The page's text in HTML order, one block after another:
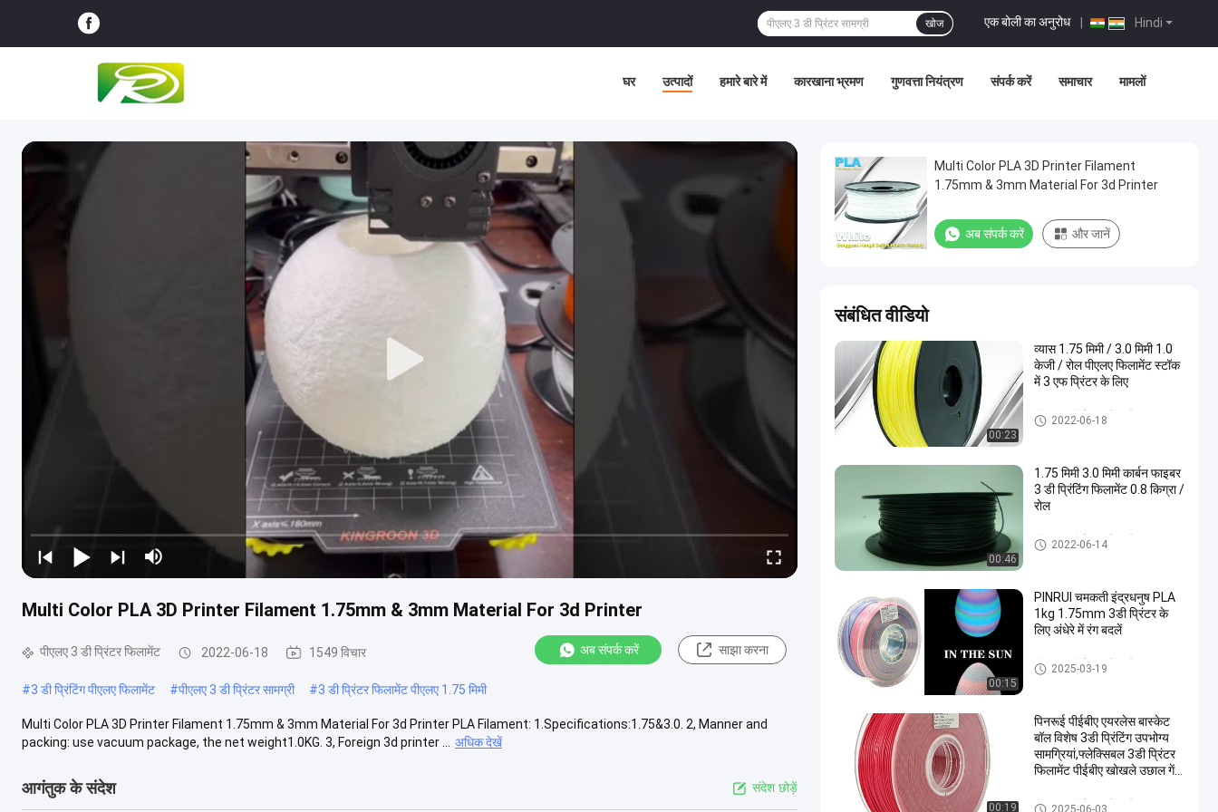
Hindi
एक बोली का अनुरोध
खोज
घर उत्पादों हमारे बारे में कारखाना भ्रमण गुणवत्ता नियंत्रण संपर्क करें समाचार मामलों
Multi Color PLA 3D Printer Filament 1.75mm & 3mm Material For 3d Printer
पीएलए 3 डी प्रिंटर फिलामेंट 2022-06-18 1549 विचार अब संपर्क करें साझा करना
#3 डी प्रिंटिंग पीएलए फिलामेंट #पीएलए 3 डी प्रिंटर सामग्री #3 डी प्रिंटर फिलामेंट पीएलए 1.75 मिमी
Multi Color PLA 3D Printer Filament 1.75mm & 3mm Material For 3d Printer PLA Filament: 1.Specifications:1.75&3.0. 2, Manner and
packing: use vacuum package, the net weight1.0KG. 3, Foreign 3d printer ...
अधिक देखें
आगंतुक के संदेश संदेश छोड़ें
Multi Color PLA 3D Printer Filament
1.75mm & 3mm Material For 3d Printer
अब संपर्क करें और जानें
संबंधित वीडियो
00:23
व्यास 1.75 मिमी / 3.0 मिमी 1.0
केजी / रोल पीएलए फिलामेंट स्टॉक
में 3 एफ प्रिंटर के लिए
पीएलए 3 डी प्रिंटर फिलामेंट
2022-06-18
00:46
1.75 मिमी 3.0 मिमी कार्बन फाइबर
3 डी प्रिंटिंग फिलामेंट 0.8 किग्रा /
रोल
पीएलए 3 डी प्रिंटर फिलामेंट
2022-06-14
00:15
PINRUI चमकती इंद्रधनुष PLA
1kg 1.75mm 3डी प्रिंटर के
लिए अंधेरे में रंग बदलें
पीएलए 3 डी प्रिंटर फिलामेंट
2025-03-19
00:19
पिनरूई पीईबीए एयरलेस बास्केट
बॉल विशेष 3डी प्रिंटिंग उपभोग्य
सामग्रियां,फ्लेक्सिबल 3डी प्रिंटर
फिलामेंट पीईबीए खोखले उछाल गेंद
पीएलए 3 डी प्रिंटर फिलामेंट
2025-06-03